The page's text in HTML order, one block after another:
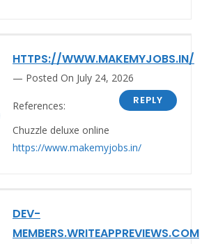
HTTPS://WWW.MAKEMYJOBS.IN/
Posted On July 24, 2026
REPLY
References:
Chuzzle deluxe online
https://www.makemyjobs.in/
DEV-
MEMBERS.WRITEAPPREVIEWS.COM